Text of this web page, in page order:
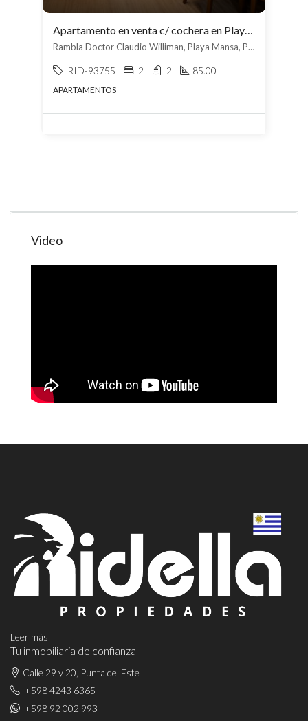
Apartamento en venta c/ cochera en Playa Mansa
Rambla Doctor Claudio Williman, Playa Mansa, Punta del Este
RID-93755 2 2 85.00
APARTAMENTOS
Video
Leer más
Tu inmobiliaria de confianza
Calle 29 y 20, Punta del Este
+598 4243 6365
+598 92 002 993